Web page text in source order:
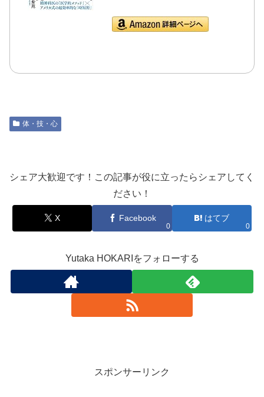
体・技・心
シェア大歓迎です！この記事が役に立ったらシェアしてく
ださい！
X Facebook
0
はてブ
0
Yutaka HOKARIをフォローする
スポンサーリンク